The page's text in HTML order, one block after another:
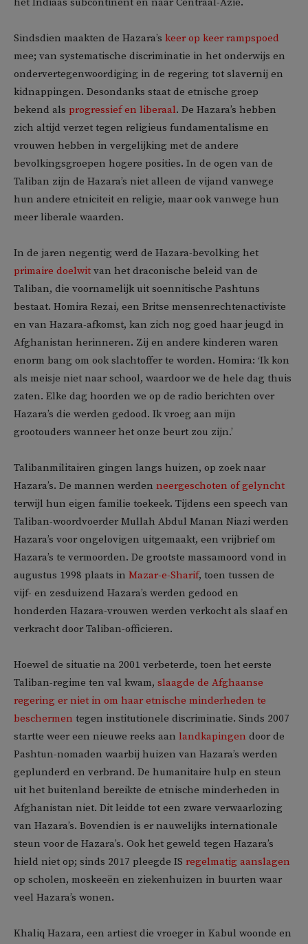
Sindsdien maakten de Hazara’s keer op keer rampspoed
mee; van systematische discriminatie in het onderwijs en
ondervertegenwoordiging in de regering tot slavernij en
kidnappingen. Desondanks staat de etnische groep
bekend als progressief en liberaal. De Hazara’s hebben
zich altijd verzet tegen religieus fundamentalisme en
vrouwen hebben in vergelijking met de andere
bevolkingsgroepen hogere posities. In de ogen van de
Taliban zijn de Hazara’s niet alleen de vijand vanwege
hun andere etniciteit en religie, maar ook vanwege hun
meer liberale waarden.
In de jaren negentig werd de Hazara-bevolking het
primaire doelwit van het draconische beleid van de
Taliban, die voornamelijk uit soennitische Pashtuns
bestaat. Homira Rezai, een Britse mensenrechtenactiviste
en van Hazara-afkomst, kan zich nog goed haar jeugd in
Afghanistan herinneren. Zij en andere kinderen waren
enorm bang om ook slachtoffer te worden. Homira: ‘Ik kon
als meisje niet naar school, waardoor we de hele dag thuis
zaten. Elke dag hoorden we op de radio berichten over
Hazara’s die werden gedood. Ik vroeg aan mijn
grootouders wanneer het onze beurt zou zijn.’
Talibanmilitairen gingen langs huizen, op zoek naar
Hazara’s. De mannen werden neergeschoten of gelyncht
terwijl hun eigen familie toekeek. Tijdens een speech van
Taliban-woordvoerder Mullah Abdul Manan Niazi werden
Hazara’s voor ongelovigen uitgemaakt, een vrijbrief om
Hazara’s te vermoorden. De grootste massamoord vond in
augustus 1998 plaats in Mazar-e-Sharif, toen tussen de
vijf- en zesduizend Hazara’s werden gedood en
honderden Hazara-vrouwen werden verkocht als slaaf en
verkracht door Taliban-officieren.
Hoewel de situatie na 2001 verbeterde, toen het eerste
Taliban-regime ten val kwam, slaagde de Afghaanse
regering er niet in om haar etnische minderheden te
beschermen tegen institutionele discriminatie. Sinds 2007
startte weer een nieuwe reeks aan landkapingen door de
Pashtun-nomaden waarbij huizen van Hazara’s werden
geplunderd en verbrand. De humanitaire hulp en steun
uit het buitenland bereikte de etnische minderheden in
Afghanistan niet. Dit leidde tot een zware verwaarlozing
van Hazara’s. Bovendien is er nauwelijks internationale
steun voor de Hazara’s. Ook het geweld tegen Hazara’s
hield niet op; sinds 2017 pleegde IS regelmatig aanslagen
op scholen, moskeeën en ziekenhuizen in buurten waar
veel Hazara’s wonen.
Khaliq Hazara, een artiest die vroeger in Kabul woonde en